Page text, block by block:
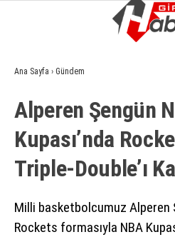
GÜNDEM
EKONOMI
SIYASET
ASAYIŞ
SPOR
Ana Sayfa › Gündem
Alperen Şengün
Kupası’nda
Triple-Double’ı
Milli basketbolcumuz Alperen
Rockets formasıyla NBA